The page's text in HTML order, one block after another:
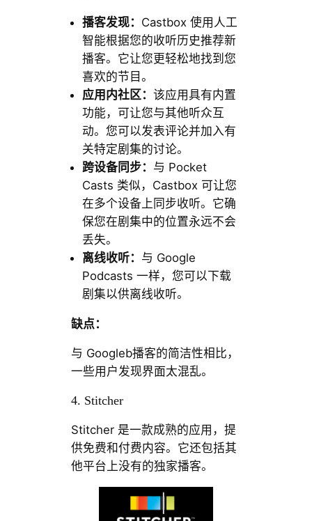
播客发现： Castbox 使用人工
智能根据您的收听历史推荐新
播客。它让您更轻松地找到您
喜欢的节目。
应用内社区： 该应用具有内置
功能，可让您与其他听众互
动。您可以发表评论并加入有
关特定剧集的讨论。
跨设备同步： 与 Pocket
Casts 类似，Castbox 可让您
在多个设备上同步收听。它确
保您在剧集中的位置永远不会
丢失。
离线收听： 与 Google
Podcasts 一样，您可以下载
剧集以供离线收听。
缺点：
与 Googleb播客的简洁性相比，
一些用户发现界面太混乱。
4. Stitcher
Stitcher 是一款成熟的应用，提
供免费和付费内容。它还包括其
他平台上没有的独家播客。